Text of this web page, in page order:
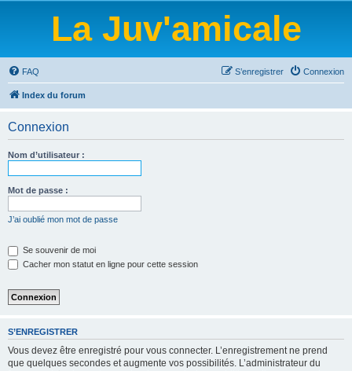
La Juv'amicale
FAQ Connexion
S’enregistrer
Index du forum
Connexion
Nom d’utilisateur :
Mot de passe :
J’ai oublié mon mot de passe
Se souvenir de moi
Cacher mon statut en ligne pour cette session
S’ENREGISTRER
Vous devez être enregistré pour vous connecter. L’enregistrement ne prend
que quelques secondes et augmente vos possibilités. L’administrateur du